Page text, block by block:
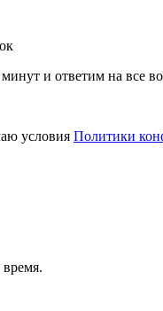
и ответим на все
условия Политики